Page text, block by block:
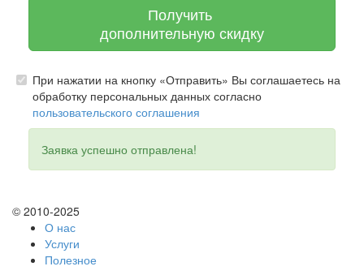
Получить
дополнительную скидку
При нажатии на кнопку «Отправить» Вы соглашаетесь на
обработку персональных данных согласно
пользовательского соглашения
Заявка успешно отправлена!
© 2010-2025
О нас
Услуги
Полезное